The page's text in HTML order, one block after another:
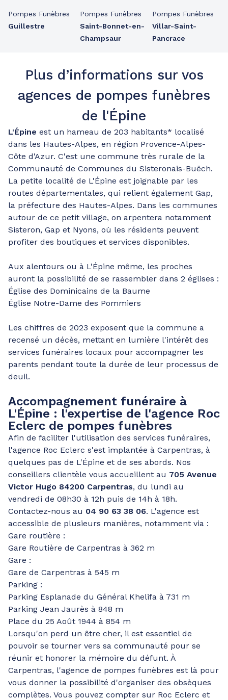
Pompes Funèbres
Guillestre
Pompes Funèbres
Saint-Bonnet-en-
Champsaur
Pompes Funèbres
Villar-Saint-
Pancrace
Plus d’informations sur vos
agences de pompes funèbres
de l'Épine
L'Épine est un hameau de 203 habitants* localisé
dans les Hautes-Alpes, en région Provence-Alpes-
Côte d'Azur. C'est une commune très rurale de la
Communauté de Communes du Sisteronais-Buëch.
La petite localité de L'Épine est joignable par les
routes départementales, qui relient également Gap,
la préfecture des Hautes-Alpes. Dans les communes
autour de ce petit village, on arpentera notamment
Sisteron, Gap et Nyons, où les résidents peuvent
profiter des boutiques et services disponibles.
Aux alentours ou à L'Épine même, les proches
auront la possibilité de se rassembler dans 2 églises :
Église des Dominicains de la Baume
Église Notre-Dame des Pommiers
Les chiffres de 2023 exposent que la commune a
recensé un décès, mettant en lumière l'intérêt des
services funéraires locaux pour accompagner les
parents pendant toute la durée de leur processus de
deuil.
Accompagnement funéraire à
L'Épine : l'expertise de l'agence Roc
Eclerc de pompes funèbres
Afin de faciliter l'utilisation des services funéraires,
l'agence Roc Eclerc s'est implantée à Carpentras, à
quelques pas de L'Épine et de ses abords. Nos
conseillers clientèle vous accueillent au 705 Avenue
Victor Hugo 84200 Carpentras, du lundi au
vendredi de 08h30 à 12h puis de 14h à 18h.
Contactez-nous au 04 90 63 38 06. L'agence est
accessible de plusieurs manières, notamment via :
Gare routière :
Gare Routière de Carpentras à 362 m
Gare :
Gare de Carpentras à 545 m
Parking :
Parking Esplanade du Général Khelifa à 731 m
Parking Jean Jaurès à 848 m
Place du 25 Août 1944 à 854 m
Lorsqu'on perd un être cher, il est essentiel de
pouvoir se tourner vers sa communauté pour se
réunir et honorer la mémoire du défunt. À
Carpentras, l'agence de pompes funèbres est là pour
vous donner la possibilité d'organiser des obsèques
complètes. Vous pouvez compter sur Roc Eclerc et